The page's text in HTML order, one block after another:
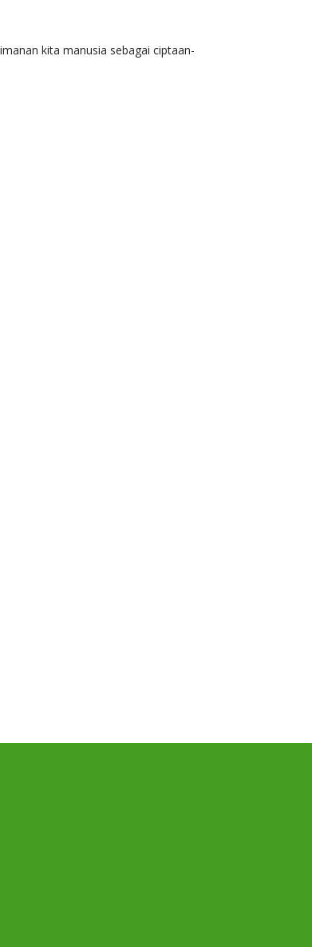
kita manusia sebagai ciptaan-